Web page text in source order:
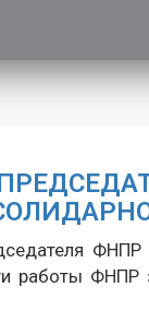
работы